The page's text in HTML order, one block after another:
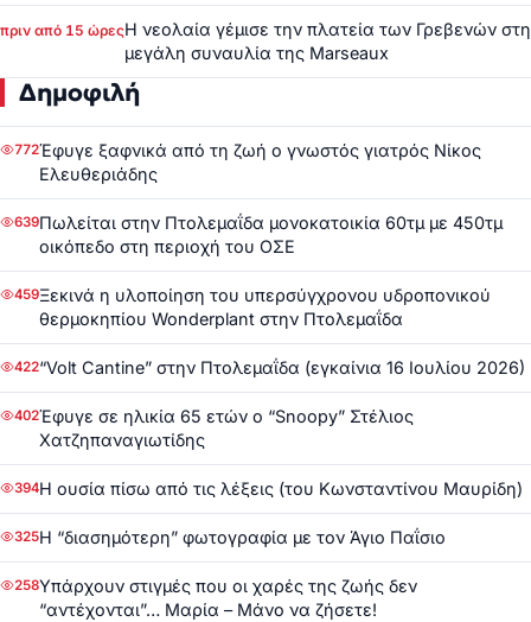
πριν από 15 ώρεςΗ νεολαία γέμισε την πλατεία των Γρεβενών στη
μεγάλη συναυλία της Marseaux
Δημοφιλή
772Έφυγε ξαφνικά από τη ζωή ο γνωστός γιατρός Νίκος
Ελευθεριάδης
639Πωλείται στην Πτολεμαΐδα μονοκατοικία 60τμ με 450τμ
οικόπεδο στη περιοχή του ΟΣΕ
459Ξεκινά η υλοποίηση του υπερσύγχρονου υδροπονικού
θερμοκηπίου Wonderplant στην Πτολεμαΐδα
422“Volt Cantine” στην Πτολεμαΐδα (εγκαίνια 16 Ιουλίου 2026)
402Έφυγε σε ηλικία 65 ετών ο “Snoopy” Στέλιος
Χατζηπαναγιωτίδης
394Η ουσία πίσω από τις λέξεις (του Κωνσταντίνου Μαυρίδη)
325Η “διασημότερη” φωτογραφία με τον Άγιο Παΐσιο
258Υπάρχουν στιγμές που οι χαρές της ζωής δεν
“αντέχονται”… Μαρία – Μάνο να ζήσετε!